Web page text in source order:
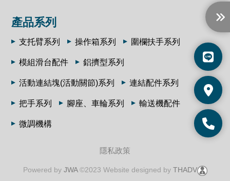
產品系列
支托臂系列 操作箱系列 圍欄扶手系列
模組滑台配件 鋁擠型系列
活動連結塊(活動關節)系列 連結配件系列
把手系列 腳座、車輪系列 輸送機配件
微調機構
隱私政策
Powered by JWA©2023 Website designed by THADV